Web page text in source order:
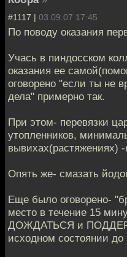
#1117 | 03.09.07 17:45
По поводу оказания
Учась в пиндосском
оказания ее
оговорено "если ты не
дела" примерно так.
При этом- перевязки
утопленников,
вывихах(растяжениях)
Опять же- смазать
Еще было оговорено-
место в течение 15
ДОЖДАТЬСЯ и
исходном состоянии до